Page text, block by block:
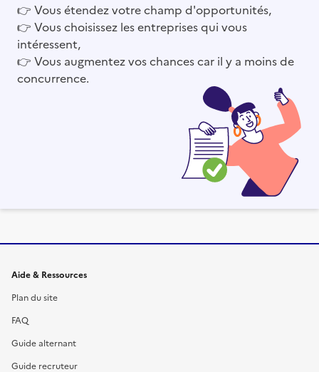
👉 Vous étendez votre champ d'opportunités,
👉 Vous choisissez les entreprises qui vous
intéressent,
👉 Vous augmentez vos chances car il y a moins de
concurrence.
Informations et liens du site
Aide & Ressources
Plan du site
FAQ
Guide alternant
Guide recruteur